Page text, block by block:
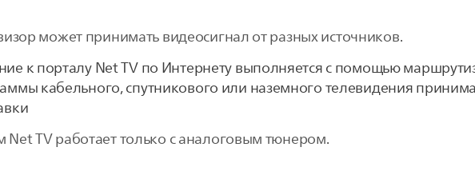
может принимать видеосигнал от разных источников.
к порталу Net TV по Интернету выполняется с помощью
кабельного, спутникового или наземного телевидения
Net TV работает только с аналоговым тюнером.